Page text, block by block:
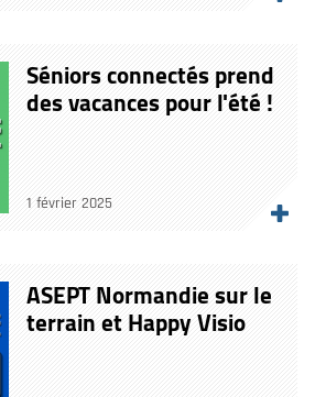
Séniors connectés prend
des vacances pour l'été !
1 février 2025
ASEPT Normandie sur le
terrain et Happy Visio